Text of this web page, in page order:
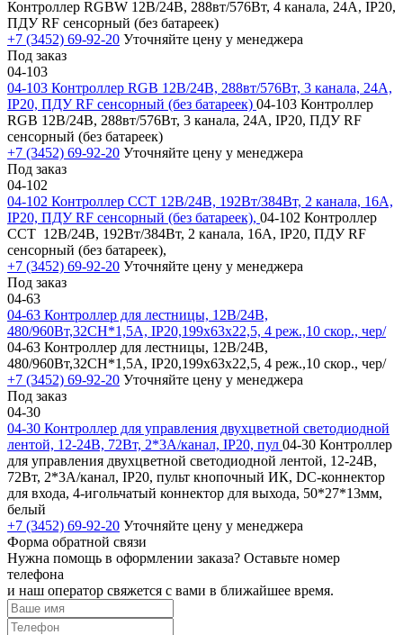
Контроллер RGBW 12В/24В, 288вт/576Вт, 4 канала, 24А, IP20,
ПДУ RF сенсорный (без батареек)
+7 (3452) 69-92-20 Уточняйте цену у менеджера
Под заказ
04-103
04-103 Контроллер RGB 12В/24В, 288вт/576Вт, 3 канала, 24А,
IP20, ПДУ RF сенсорный (без батареек) 04-103 Контроллер
RGB 12В/24В, 288вт/576Вт, 3 канала, 24А, IP20, ПДУ RF
сенсорный (без батареек)
+7 (3452) 69-92-20 Уточняйте цену у менеджера
Под заказ
04-102
04-102 Контроллер CCT 12В/24В, 192Вт/384Вт, 2 канала, 16А,
IP20, ПДУ RF сенсорный (без батареек), 04-102 Контроллер
CCT 12В/24В, 192Вт/384Вт, 2 канала, 16А, IP20, ПДУ RF
сенсорный (без батареек),
+7 (3452) 69-92-20 Уточняйте цену у менеджера
Под заказ
04-63
04-63 Контроллер для лестницы, 12В/24В,
480/960Вт,32CH*1,5А, IP20,199х63х22,5, 4 реж.,10 скор., чер/
04-63 Контроллер для лестницы, 12В/24В,
480/960Вт,32CH*1,5А, IP20,199х63х22,5, 4 реж.,10 скор., чер/
+7 (3452) 69-92-20 Уточняйте цену у менеджера
Под заказ
04-30
04-30 Контроллер для управления двухцветной светодиодной
лентой, 12-24В, 72Вт, 2*3A/канал, IP20, пул 04-30 Контроллер
для управления двухцветной светодиодной лентой, 12-24В,
72Вт, 2*3A/канал, IP20, пульт кнопочный ИК, DC-коннектор
для входа, 4-игольчатый коннектор для выхода, 50*27*13мм,
белый
+7 (3452) 69-92-20 Уточняйте цену у менеджера
Форма обратной связи
Нужна помощь в оформлении заказа? Оставьте номер
телефона
и наш оператор свяжется с вами в ближайшее время.